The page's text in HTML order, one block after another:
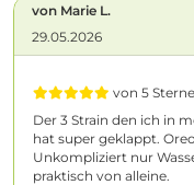
von Marie L.
29.05.2026
von 5
Der 3 Strain den ich in
hat super geklappt.
Unkompliziert nur
praktisch von alleine.